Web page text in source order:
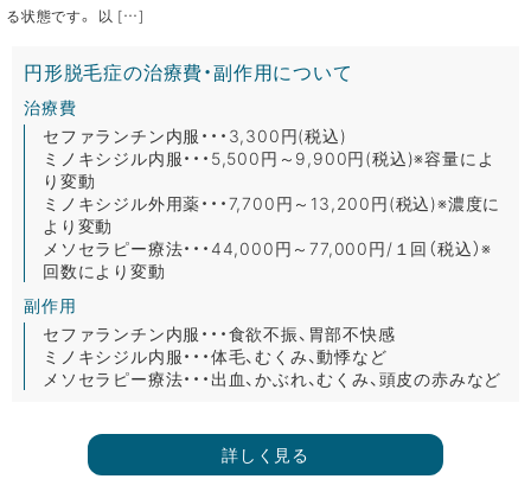
る状態です。 以 […]
円形脱毛症の治療費・副作用について
治療費
セファランチン内服・・・3,300円(税込)
ミノキシジル内服・・・5,500円～9,900円(税込)※容量によ
り変動
ミノキシジル外用薬・・・7,700円～13,200円(税込)※濃度に
より変動
メソセラピー療法・・・44,000円～77,000円/１回（税込）※
回数により変動
副作用
セファランチン内服・・・食欲不振、胃部不快感
ミノキシジル内服・・・体毛、むくみ、動悸など
メソセラピー療法・・・出血、かぶれ、むくみ、頭皮の赤みなど
詳しく見る